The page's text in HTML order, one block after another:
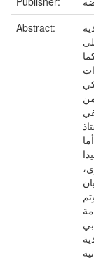
Abstract:
على 27 أستاذ
على 190 تلميذا